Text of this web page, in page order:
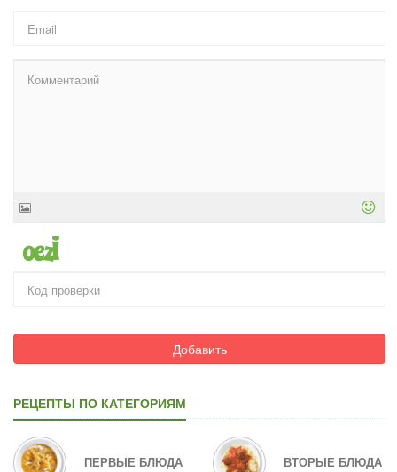
Добавить
РЕЦЕПТЫ ПО КАТЕГОРИЯМ
ПЕРВЫЕ БЛЮДА ВТОРЫЕ БЛЮДА